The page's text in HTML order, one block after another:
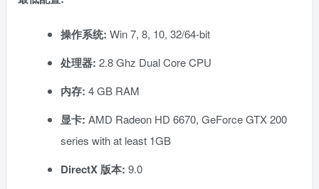
操作系统: Win 7, 8, 10, 32/64-bit
处理器: 2.8 Ghz Dual Core CPU
内存: 4 GB RAM
显卡: AMD Radeon HD 6670, GeForce GTX 200
series with at least 1GB
DirectX 版本: 9.0